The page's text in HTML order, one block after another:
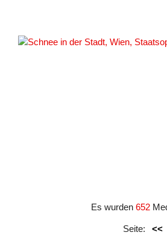
Es wurden 652
Seite: <<